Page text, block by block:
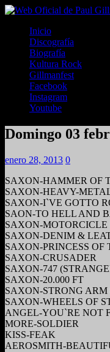
Inicio
Discografía
Biografía
Kultura Rock
Gillmanfest
Facebook
Instagram
Youtube
Domingo 03
enero 28, 2013 0
SAXON-HAMMER OF
SAXON-HEAVY-
SAXON-I`VE GOTTO
SAON-TO HELL AND
SAXON-
SAXON-DENIM &
SAXON-PRINCESS OF
SAXON-CRUSADER
SAXON-747
SAXON-20.000 FT
SAXON-STRONG
SAXON-WHEELS OF
ANGEL-YOU`RE NOT
MORE-SOLDIER
KISS-FEAK
AEROSMITH-